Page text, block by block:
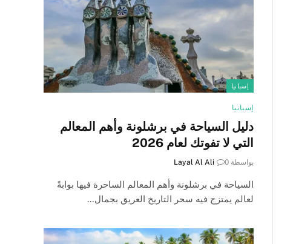
إسبانيا
إسبانيا
دليل السياحة في برشلونة وأهم المعالم
التي لا تفوتك لعام 2026
بواسطة Layal Al Ali 0
السياحة في برشلونة وأهم المعالم الساحرة فيها بوابةً
لعالم يمتزج فيه سحر التاريخ العريق بجمال…